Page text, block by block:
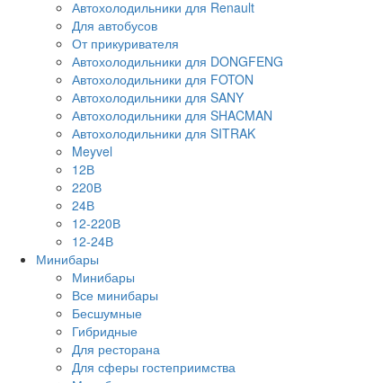
Автохолодильники для Renault
Для автобусов
От прикуривателя
Автохолодильники для DONGFENG
Автохолодильники для FOTON
Автохолодильники для SANY
Автохолодильники для SHACMAN
Автохолодильники для SITRAK
Meyvel
12В
220В
24В
12-220В
12-24В
Минибары
Минибары
Все минибары
Бесшумные
Гибридные
Для ресторана
Для сферы гостеприимства